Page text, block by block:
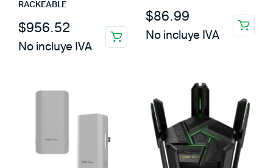
RACKEABLE
$956.52
No incluye IVA
$86.99
No incluye IVA